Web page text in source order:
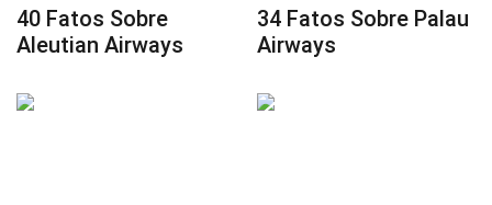
40 Fatos Sobre
Aleutian Airways
34 Fatos Sobre Palau
Airways